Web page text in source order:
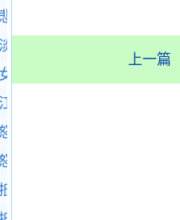
上一篇
。全诗赏析
烟衰草接郊丘。全诗赏析
萝山鬼语相邀。全诗赏析
桥掩映暮帆迟。全诗赏析
，山河表里潼关路。全诗
，山河表里潼关路。全诗
万金。全诗赏析